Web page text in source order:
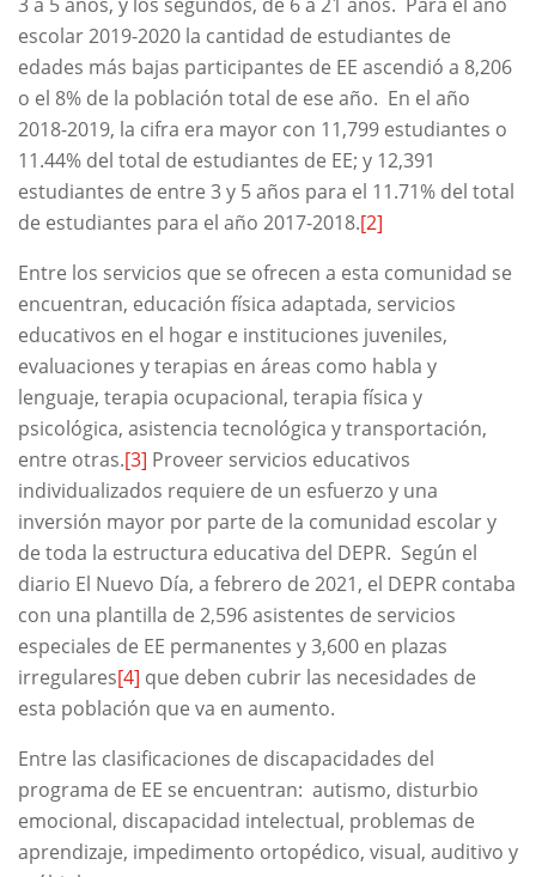
escolar 2019-2020 la cantidad de estudiantes de
edades más bajas participantes de EE ascendió a 8,206
o el 8% de la población total de ese año. En el año
2018-2019, la cifra era mayor con 11,799 estudiantes o
11.44% del total de estudiantes de EE; y 12,391
estudiantes de entre 3 y 5 años para el 11.71% del total
de estudiantes para el año 2017-2018.[2]
Entre los servicios que se ofrecen a esta comunidad se
encuentran, educación física adaptada, servicios
educativos en el hogar e instituciones juveniles,
evaluaciones y terapias en áreas como habla y
lenguaje, terapia ocupacional, terapia física y
psicológica, asistencia tecnológica y transportación,
entre otras.[3] Proveer servicios educativos
individualizados requiere de un esfuerzo y una
inversión mayor por parte de la comunidad escolar y
de toda la estructura educativa del DEPR. Según el
diario El Nuevo Día, a febrero de 2021, el DEPR contaba
con una plantilla de 2,596 asistentes de servicios
especiales de EE permanentes y 3,600 en plazas
irregulares[4] que deben cubrir las necesidades de
esta población que va en aumento.
Entre las clasificaciones de discapacidades del
programa de EE se encuentran: autismo, disturbio
emocional, discapacidad intelectual, problemas de
aprendizaje, impedimento ortopédico, visual, auditivo y